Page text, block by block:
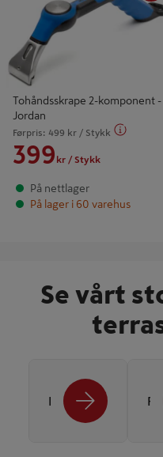
Tohåndsskrape 2-komponent -
Jordan
Førpris: 499 kr / Stykk
399 kr / Stykk
På nettlager
På lager i 60 varehus
Se vårt
Royalimpregnert terrassebord